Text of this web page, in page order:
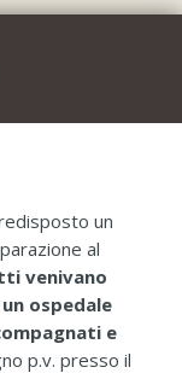
un
al
venivano
ospedale
e
p.v. presso il